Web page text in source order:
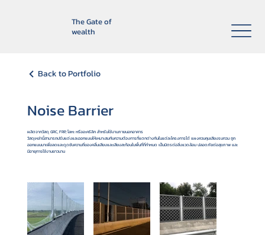
The Gate of
wealth
Back to Portfolio
Noise Barrier
ผลิตจากวัสดุ GRC, FRP, โลหะ หรืออะคริลิก สำหรับใช้งานภายนอกอาคาร
วัสดุเหล่านี้สามารถปรับแต่งและออกแบบให้เหมาะสมกับความต้องการที่แตกต่างกันในแต่ละโครงการได้ แผงควบคุมเสียงรบกวน ถูก
ออกแบบมาเพื่อลดและดูดซับความถี่ของคลื่นเสียงและเสียงสะท้อนในพื้นที่ที่กำหนด เป็นมิตรต่อสิ่งแวดล้อม ปลอดภัยต่อสุขภาพ และ
มีอายุการใช้งานยาวนาน